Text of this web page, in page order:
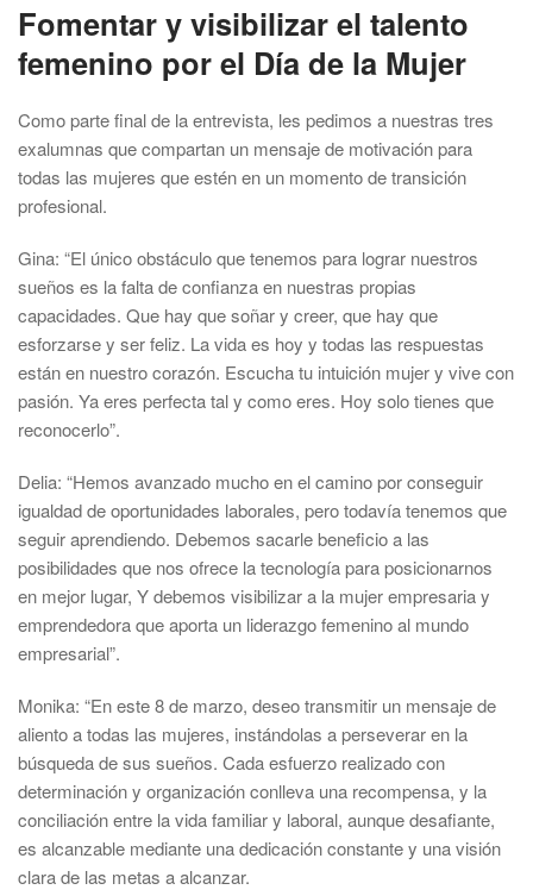
Fomentar y visibilizar el talento
femenino por el Día de la Mujer
Como parte final de la entrevista, les pedimos a nuestras tres
exalumnas que compartan un mensaje de motivación para
todas las mujeres que estén en un momento de transición
profesional.
Gina: “El único obstáculo que tenemos para lograr nuestros
sueños es la falta de confianza en nuestras propias
capacidades. Que hay que soñar y creer, que hay que
esforzarse y ser feliz. La vida es hoy y todas las respuestas
están en nuestro corazón. Escucha tu intuición mujer y vive con
pasión. Ya eres perfecta tal y como eres. Hoy solo tienes que
reconocerlo”.
Delia: “Hemos avanzado mucho en el camino por conseguir
igualdad de oportunidades laborales, pero todavía tenemos que
seguir aprendiendo. Debemos sacarle beneficio a las
posibilidades que nos ofrece la tecnología para posicionarnos
en mejor lugar, Y debemos visibilizar a la mujer empresaria y
emprendedora que aporta un liderazgo femenino al mundo
empresarial”.
Monika: “En este 8 de marzo, deseo transmitir un mensaje de
aliento a todas las mujeres, instándolas a perseverar en la
búsqueda de sus sueños. Cada esfuerzo realizado con
determinación y organización conlleva una recompensa, y la
conciliación entre la vida familiar y laboral, aunque desafiante,
es alcanzable mediante una dedicación constante y una visión
clara de las metas a alcanzar.